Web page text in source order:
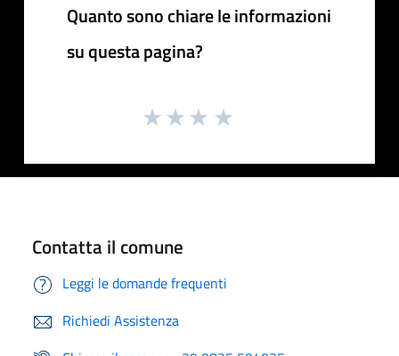
Quanto sono chiare le informazioni
su questa pagina?
Contatta il comune
Leggi le domande frequenti
Richiedi Assistenza